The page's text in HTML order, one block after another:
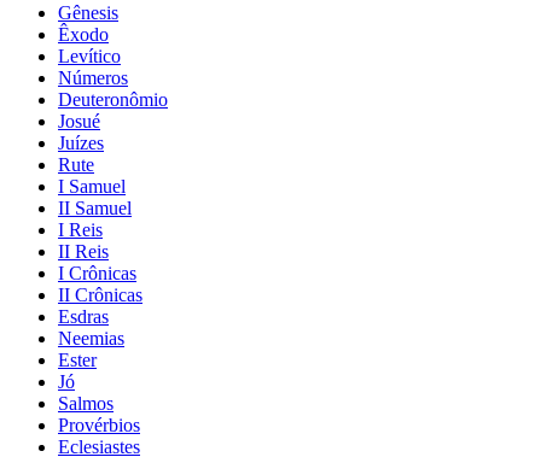
Gênesis
Êxodo
Levítico
Números
Deuteronômio
Josué
Juízes
Rute
I Samuel
II Samuel
I Reis
II Reis
I Crônicas
II Crônicas
Esdras
Neemias
Ester
Jó
Salmos
Provérbios
Eclesiastes